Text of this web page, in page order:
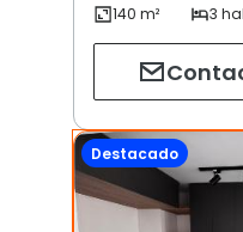
Destacado